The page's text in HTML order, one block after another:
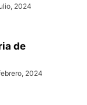
2024
de
2024